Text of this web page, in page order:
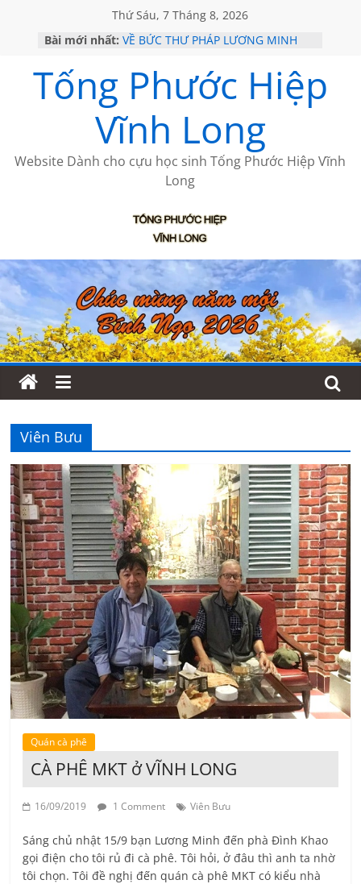
Thứ Sáu, 7 Tháng 8, 2026
Bài mới nhất: VỀ BỨC THƯ PHÁP LƯƠNG MINH
HỌC SỬ HỒI XƯA
MỘT ĐỜI ĐI QUA NHỮNG TRANG
SÁCH
BẤT CHỢT CỦA CHÂU LỆ DUNG
CÀ PHÊ NGẮM NÚI
Tống Phước Hiệp
Vĩnh Long
Website Dành cho cựu học sinh Tống Phước Hiệp Vĩnh
Long
Viên Bưu
Quán cà phê
CÀ PHÊ MKT ở VĨNH LONG
16/09/2019 1 Comment Viên Bưu
Sáng chủ nhật 15/9 bạn Lương Minh đến phà Đình Khao
gọi điện cho tôi rủ đi cà phê. Tôi hỏi, ở đâu thì anh ta nhờ
tôi chọn. Tôi đề nghị đến quán cà phê MKT có kiểu nhà